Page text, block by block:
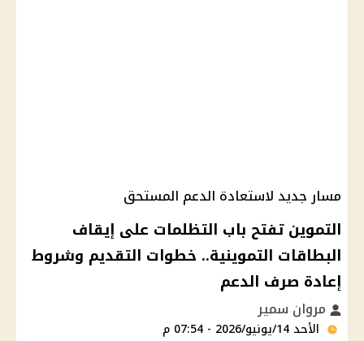
مسار جديد لاستعادة الدعم المستحق
التموين تفتح باب التظلمات على إيقاف
البطاقات التموينية.. خطوات التقديم وشروط
إعادة صرف الدعم
مروان سمير
الأحد 14/يونيو/2026 - 07:54 م